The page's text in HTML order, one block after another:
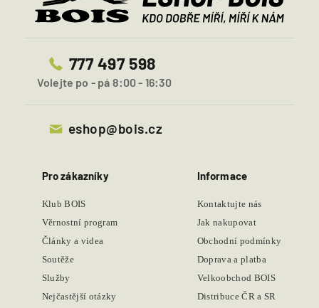
777 497 598
Volejte po - pá 8:00 - 16:30
eshop@bois.cz
Pro zákazníky
Klub BOIS
Věrnostní program
Články a videa
Soutěže
Služby
Nejčastější otázky
Informace
Kontaktujte nás
Jak nakupovat
Obchodní podmínky
Doprava a platba
Velkoobchod BOIS
Distribuce ČR a SR